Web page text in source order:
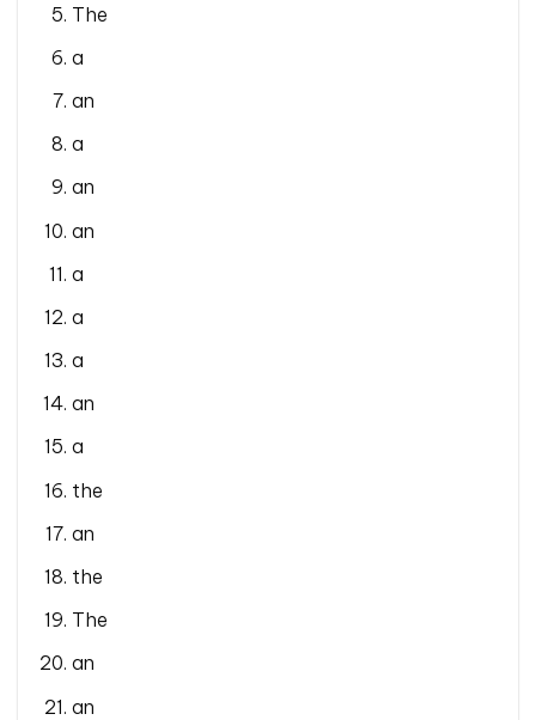
The
a
an
a
an
an
a
a
a
an
a
the
an
the
The
an
an